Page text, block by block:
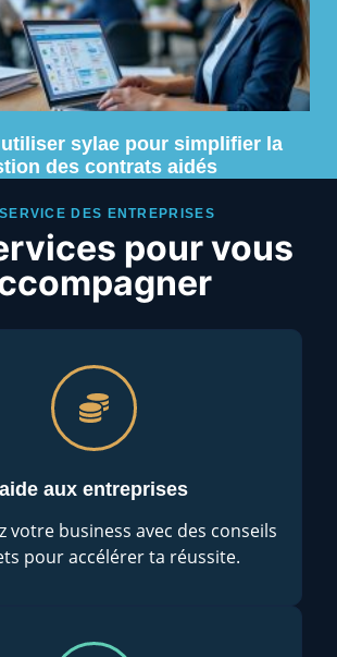
sylae pour simplifier la
des contrats aidés
DES ENTREPRISES
pour vous
aide aux entreprises
votre business avec des conseils
pour accélérer ta réussite.